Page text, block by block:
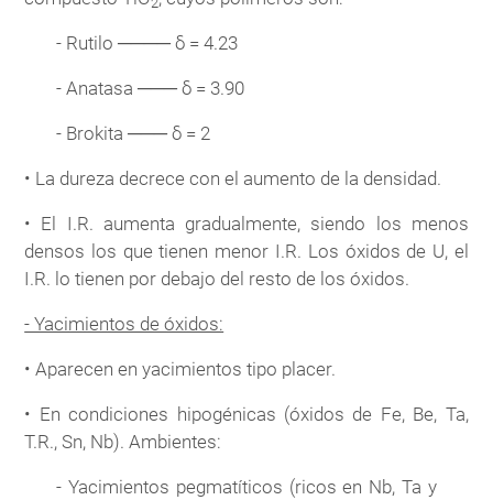
- Rutilo ──── δ = 4.23
- Anatasa ─── δ = 3.90
- Brokita ─── δ = 2
• La dureza decrece con el aumento de la densidad.
• El I.R. aumenta gradualmente, siendo los menos
densos los que tienen menor I.R. Los óxidos de U, el
I.R. lo tienen por debajo del resto de los óxidos.
- Yacimientos de óxidos:
• Aparecen en yacimientos tipo placer.
• En condiciones hipogénicas (óxidos de Fe, Be, Ta,
T.R., Sn, Nb). Ambientes:
- Yacimientos pegmatíticos (ricos en Nb, Ta y